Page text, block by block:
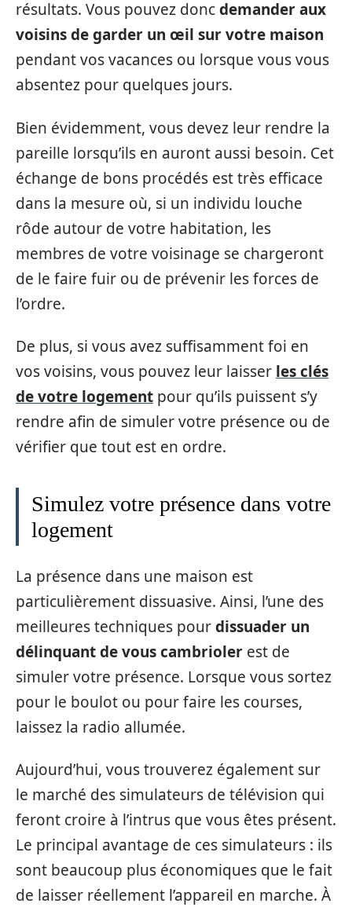
résultats. Vous pouvez doncdemander aux
voisins de garder un œil sur votre maison
pendant vos vacances ou lorsque vous vous
absentez pour quelques jours.
Bien évidemment, vous devez leur rendre la
pareille lorsqu’ils en auront aussi besoin. Cet
échange de bons procédés est très efficace
dans la mesure où, si un individu louche
rôde autour de votre habitation, les
membres de votre voisinage se chargeront
de le faire fuir ou de prévenir les forces de
l’ordre.
De plus, si vous avez suffisamment foi en
vos voisins, vous pouvez leur laisser les clés
de votre logement pour qu’ils puissent s’y
rendre afin de simuler votre présence ou de
vérifier que tout est en ordre.
Simulez votre présence dans votre
logement
La présence dans une maison est
particulièrement dissuasive. Ainsi, l’une des
meilleures techniques pourdissuader un
délinquant de vous cambrioler est de
simuler votre présence. Lorsque vous sortez
pour le boulot ou pour faire les courses,
laissez la radio allumée.
Aujourd’hui, vous trouverez également sur
le marché des simulateurs de télévision qui
feront croire à l’intrus que vous êtes présent.
Le principal avantage de ces simulateurs : ils
sont beaucoup plus économiques que le fait
de laisser réellement l’appareil en marche. À